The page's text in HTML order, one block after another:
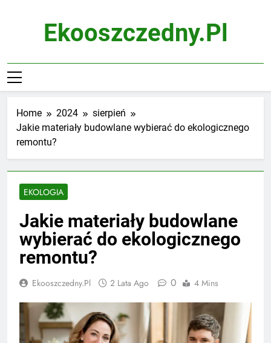
Ekooszczedny.pl
Home 2024
sierpień
Jakie materiały budowlane wybierać do ekologicznego
remontu?
EKOLOGIA
Jakie materiały budowlane
wybierać do ekologicznego
remontu?
Ekooszczedny.pl 2 Lata Ago 0 4 Mins